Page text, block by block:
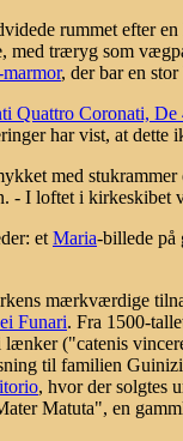
rummet efter
med træryg som
, der bar en
Quattro Coronati, De
har vist, at
med
- I loftet i kirkeskibet
et Maria-billede på
mærkværdige
Funari. Fra 1500-
lænker ("catenis
til familien
, hvor der solgtes
Matuta", en